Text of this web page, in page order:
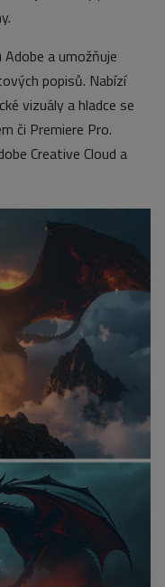
a umožňuje
popisů. Nabízí
vizuály a hladce se
či Premiere Pro.
Creative Cloud a